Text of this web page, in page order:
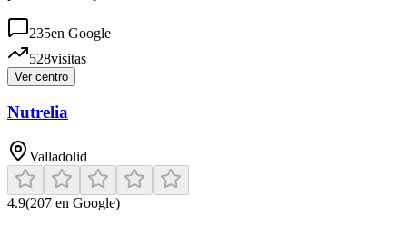
235en Google
528visitas
Ver centro
Nutrelia
Valladolid
4.9(207 en Google)